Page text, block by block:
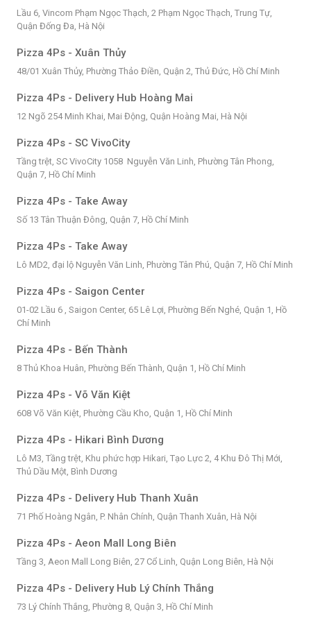
Lầu 6, Vincom Phạm Ngọc Thạch, 2 Phạm Ngọc Thạch, Trung Tự,
Quận Đống Đa, Hà Nội
Pizza 4Ps - Xuân Thủy
48/01 Xuân Thủy, Phường Thảo Điền, Quận 2, Thủ Đức, Hồ Chí Minh
Pizza 4Ps - Delivery Hub Hoàng Mai
12 Ngõ 254 Minh Khai, Mai Động, Quận Hoàng Mai, Hà Nội
Pizza 4Ps - SC VivoCity
Tầng trệt, SC VivoCity 1058 Nguyễn Văn Linh, Phường Tân Phong,
Quận 7, Hồ Chí Minh
Pizza 4Ps - Take Away
Số 13 Tân Thuận Đông, Quận 7, Hồ Chí Minh
Pizza 4Ps - Take Away
Lô MD2, đại lộ Nguyễn Văn Linh, Phường Tân Phú, Quận 7, Hồ Chí Minh
Pizza 4Ps - Saigon Center
01-02 Lầu 6 , Saigon Center, 65 Lê Lợi, Phường Bến Nghé, Quận 1, Hồ
Chí Minh
Pizza 4Ps - Bến Thành
8 Thủ Khoa Huân, Phường Bến Thành, Quận 1, Hồ Chí Minh
Pizza 4Ps - Võ Văn Kiệt
608 Võ Văn Kiệt, Phường Cầu Kho, Quận 1, Hồ Chí Minh
Pizza 4Ps - Hikari Bình Dương
Lô M3, Tầng trệt, Khu phức hợp Hikari, Tạo Lực 2, 4 Khu Đô Thị Mới,
Thủ Dầu Một, Bình Dương
Pizza 4Ps - Delivery Hub Thanh Xuân
71 Phố Hoàng Ngân, P. Nhân Chính, Quận Thanh Xuân, Hà Nội
Pizza 4Ps - Aeon Mall Long Biên
Tầng 3, Aeon Mall Long Biên, 27 Cổ Linh, Quận Long Biên, Hà Nội
Pizza 4Ps - Delivery Hub Lý Chính Thắng
73 Lý Chính Thắng, Phường 8, Quận 3, Hồ Chí Minh